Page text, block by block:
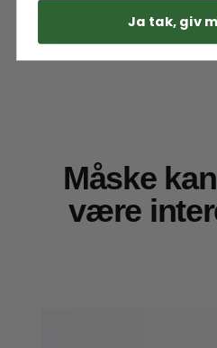
behov. Plexiglasset kan du
rengøre med en tør klud
Måske
være
Ja tak, giv